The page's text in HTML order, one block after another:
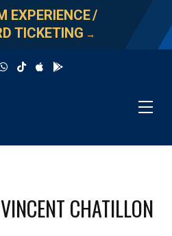
EXPERIENCE/
TICKETING →
CHATILLON